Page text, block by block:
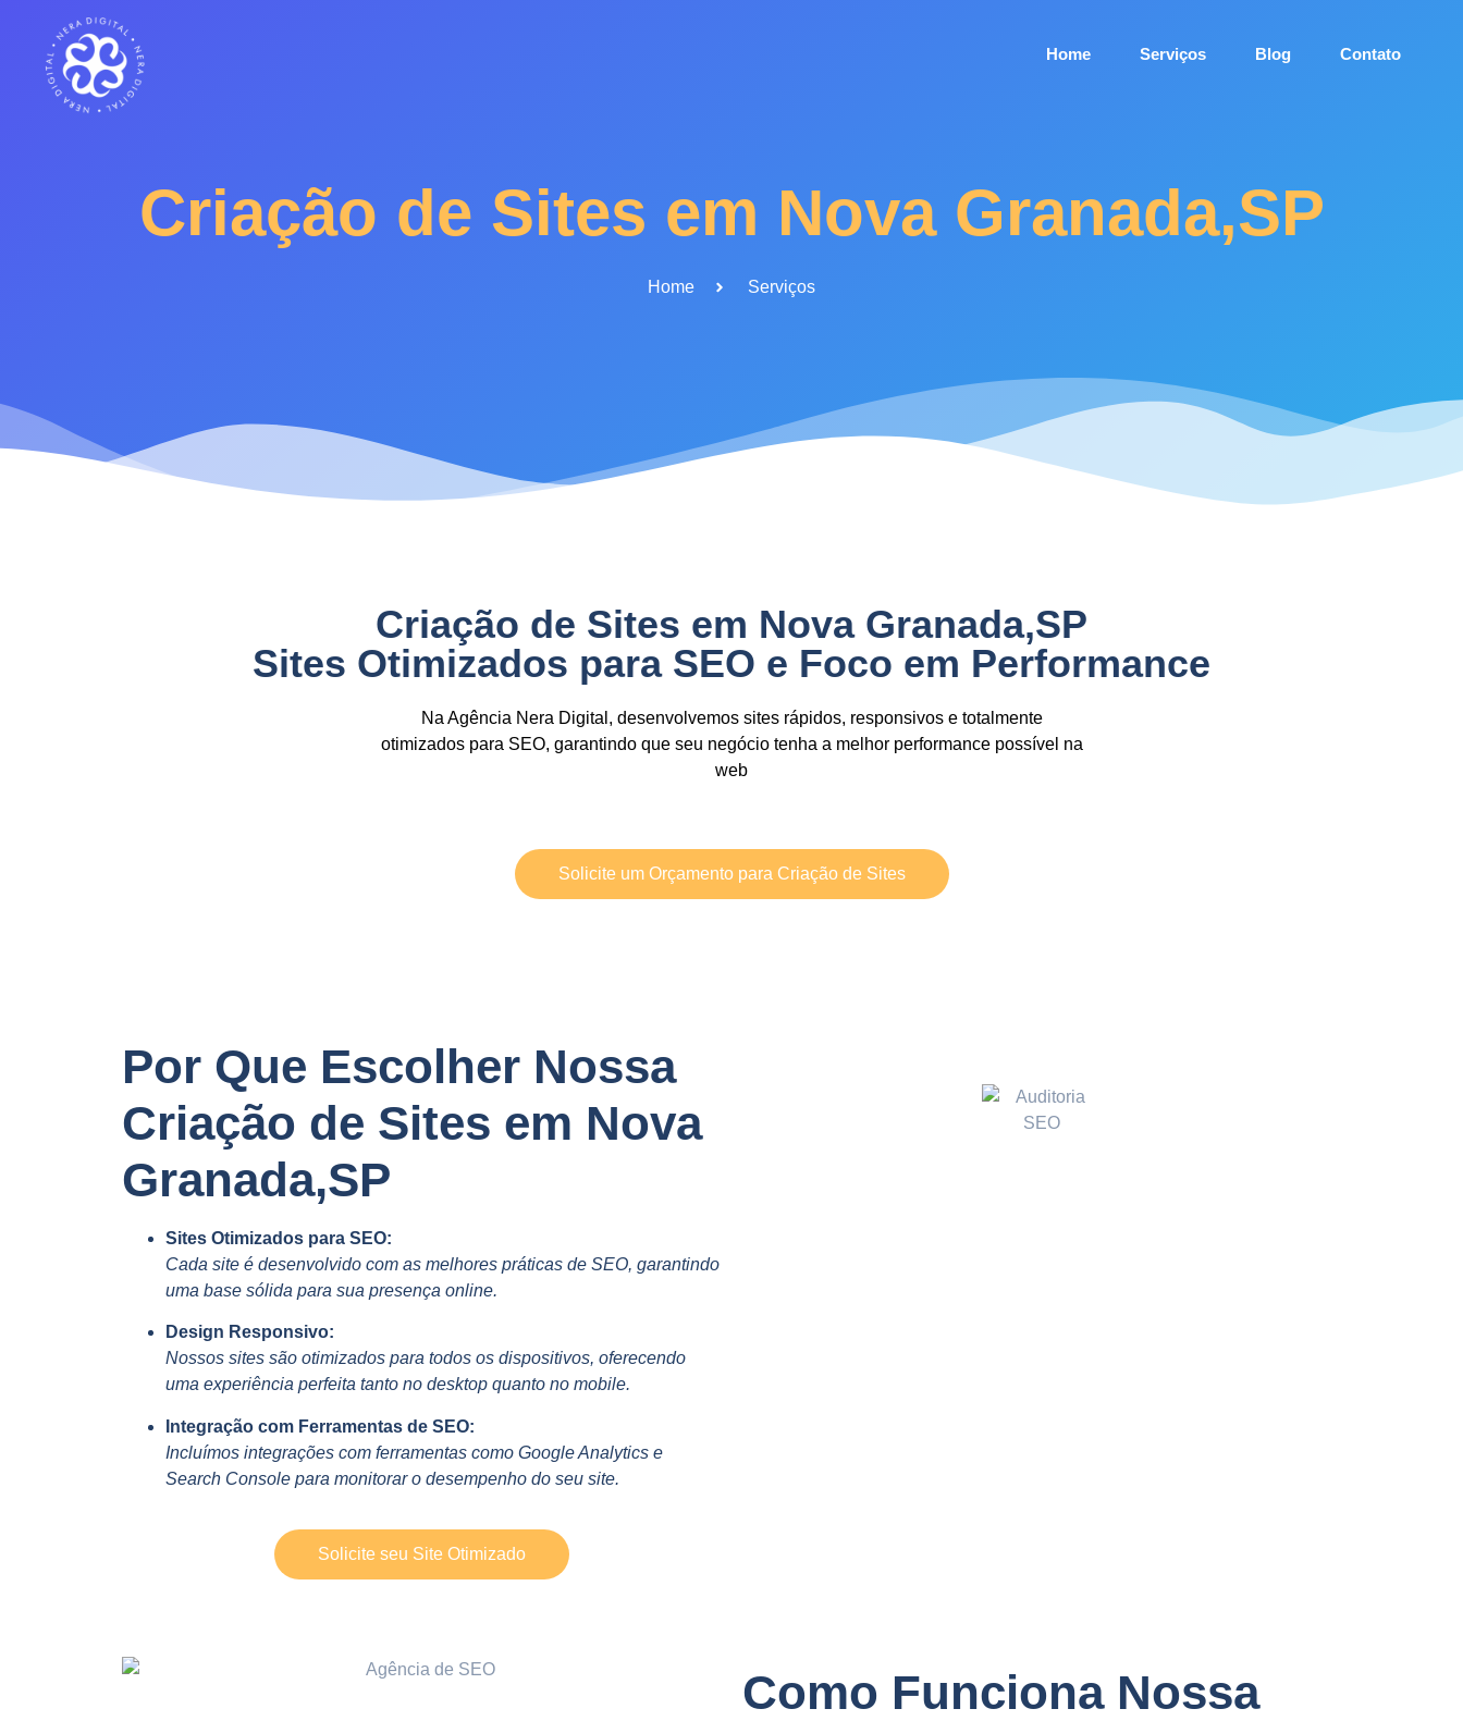
Home Serviços Blog Contato
Criação de Sites em Nova Granada,SP
Home Serviços
Criação de Sites em Nova Granada,SP
Sites Otimizados para SEO e Foco em Performance
Na Agência Nera Digital, desenvolvemos sitesrápidos, responsivos e totalmente
otimizados para SEO, garantindo que seu negócio tenha a melhor performance possível na
web
Solicite um Orçamento para Criação de Sites
Por Que Escolher Nossa
Criação de Sites em Nova
Granada,SP
Sites Otimizados para SEO:
Cada site é desenvolvido com as melhores práticas de SEO, garantindo
uma base sólida para sua presença online.
Design Responsivo:
Nossos sites são otimizados para todos os dispositivos, oferecendo
uma experiência perfeita tanto no desktop quanto no mobile.
Integração com Ferramentas de SEO:
Incluímos integrações com ferramentas como Google Analytics e
Search Console para monitorar o desempenho do seu site.
Solicite seu Site Otimizado
Como Funciona Nossa